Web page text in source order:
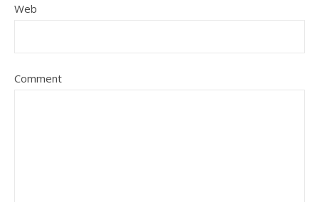
Web
Comment